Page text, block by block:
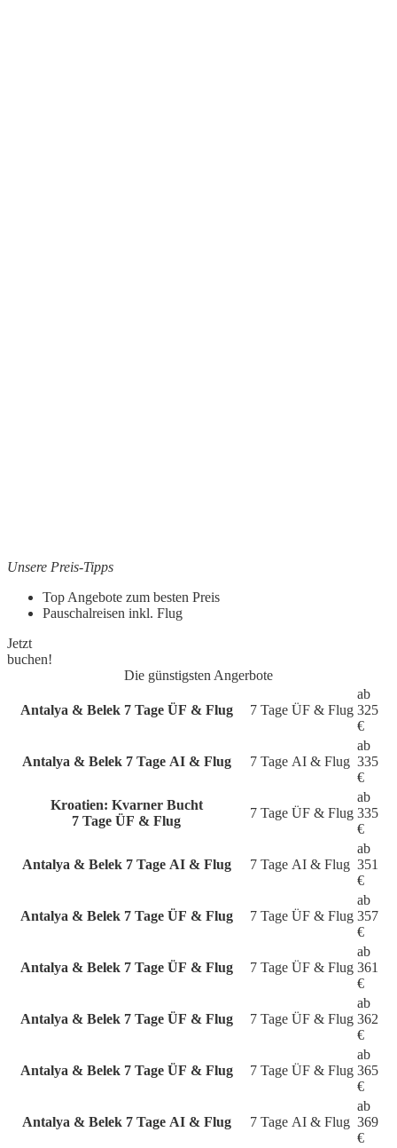
Unsere Preis-Tipps
Top Angebote zum besten Preis
Pauschalreisen inkl. Flug
Jetzt
buchen!
Die günstigsten Angerbote
Antalya & Belek 7 Tage ÜF & Flug 7 Tage ÜF & Flug
ab
325
€
Antalya & Belek 7 Tage AI & Flug 7 Tage AI & Flug
ab
335
€
Kroatien: Kvarner Bucht
7 Tage ÜF & Flug
7 Tage ÜF & Flug
ab
335
€
Antalya & Belek 7 Tage AI & Flug 7 Tage AI & Flug
ab
351
€
Antalya & Belek 7 Tage ÜF & Flug 7 Tage ÜF & Flug
ab
357
€
Antalya & Belek 7 Tage ÜF & Flug 7 Tage ÜF & Flug
ab
361
€
Antalya & Belek 7 Tage ÜF & Flug 7 Tage ÜF & Flug
ab
362
€
Antalya & Belek 7 Tage ÜF & Flug 7 Tage ÜF & Flug
ab
365
€
Antalya & Belek 7 Tage AI & Flug 7 Tage AI & Flug
ab
369
€